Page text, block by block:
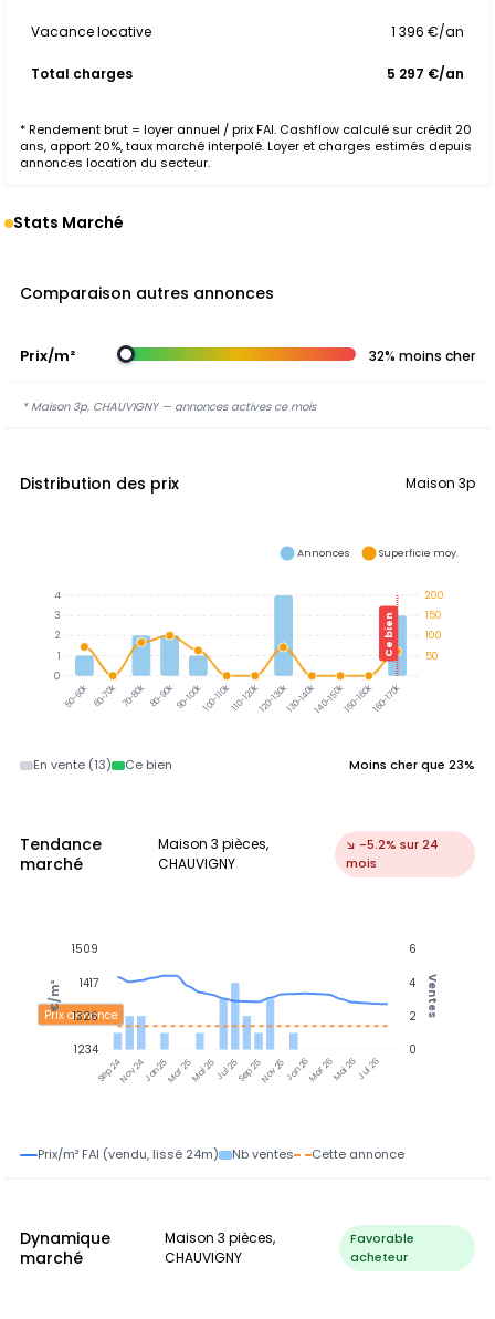
Vacance locative 1 396 €/an
Total charges 5 297 €/an
* Rendement brut = loyer annuel / prix FAI. Cashflow calculé sur crédit 20
ans, apport 20%, taux marché interpolé. Loyer et charges estimés depuis
annonces location du secteur.
Stats Marché
Comparaison autres annonces
Prix/m² 32% moins cher
* Maison 3p, CHAUVIGNY — annonces actives ce mois
Distribution des prix Maison 3p
50-60k 60-70k 70-80k 80-90k90-100k100-110k110-120k120-130k130-140k140-150k150-160k160-170k
Ce bien
200
150
100
50
4
3
2
1
0
Annonces Superficie moy.
En vente (13) Ce bien Moins cher que 23%
Tendance
marché
Maison 3 pièces,
CHAUVIGNY
↘ -5.2% sur 24
mois
Sep 24Nov 24Jan 25Mar 25Mai 25Jul 25Sep 25Nov 25Jan 26Mar 26Mai 26Jul 26
Prix annonce
6
4
2
0
Ventes
1509
1417
1326
1234
€/m²
Prix/m² FAI (vendu, lissé 24m) Nb ventes Cette annonce
Dynamique
marché
Maison 3 pièces,
CHAUVIGNY
Favorable
acheteur